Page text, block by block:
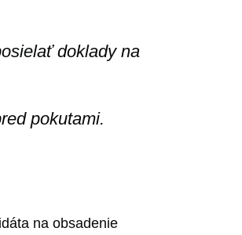
doklady na
pokutami.
na obsadenie